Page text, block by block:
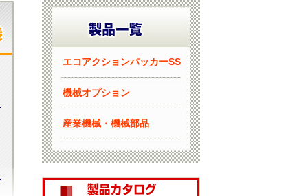
エコアクションパッカーSS
機械オプション
産業機械・機械部品